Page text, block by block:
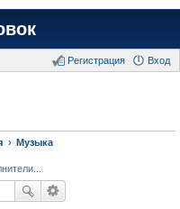
Вход
Регистрация
Музыка